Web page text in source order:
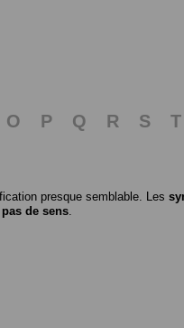
O P Q R S T
presque semblable. Les
de sens